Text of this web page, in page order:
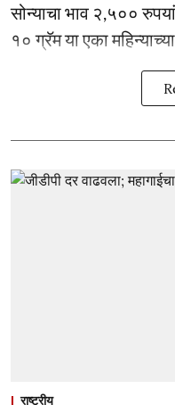
सोन्याचा भाव २,५००
१० ग्रॅम या एका
राष्ट्रीय